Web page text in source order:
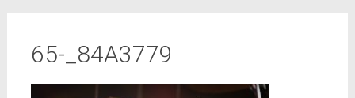
65-_84A3779